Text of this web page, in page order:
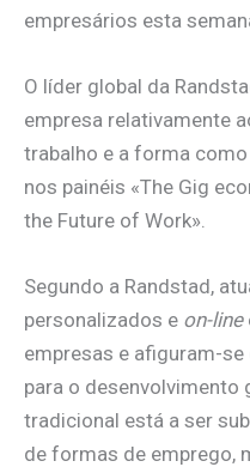
empresários esta
O líder global da
empresa relativamente
trabalho e a forma
nos painéis «The Gig
the Future of Work».
Segundo a Randstad,
personalizados e on-line
empresas e afiguram-
para o desenvolvimento
tradicional está a ser
de formas de emprego,